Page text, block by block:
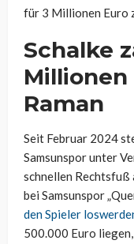
für 3 Millionen Euro
Schalke
Raman
Seit Februar 2024
Samsunspor unter
schnellen Rechtsfuß
bei Samsunspor
den Spieler
500.000 Euro